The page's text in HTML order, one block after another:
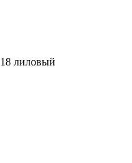
18 лиловый